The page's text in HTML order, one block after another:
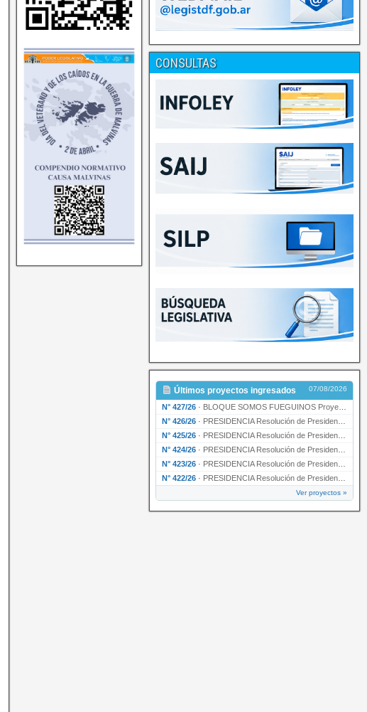
CONSULTAS
Últimos proyectos ingresados 07/08/2026
N° 427/26 · BLOQUE SOMOS FUEGUINOS Proyecto de Declaración declarando de interés provincial PRESIDENCI…
N° 426/26 · PRESIDENCIA Resolución de Presidencia N° 216/26 declarando de interés provincial la labor …
N° 425/26 · PRESIDENCIA Resolución de Presidencia N° 212/26 declarando de interés provincial el “50° A…
N° 424/26 · PRESIDENCIA Resolución de Presidencia Nº 210/26 declarando de interés provincial el proyec…
N° 423/26 · PRESIDENCIA Resolución de Presidencia Nº 209/26 declarando de interés provincial la presen…
N° 422/26 · PRESIDENCIA Resolución de Presidencia N° 200/26 para su ratificación.
Ver proyectos »